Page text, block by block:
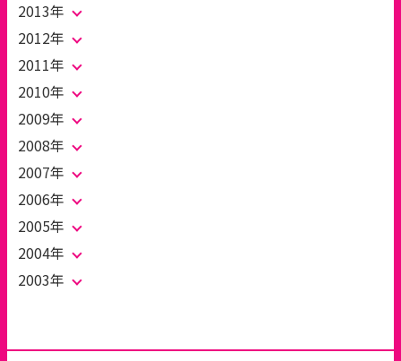
2013年
2012年
2011年
2010年
2009年
2008年
2007年
2006年
2005年
2004年
2003年